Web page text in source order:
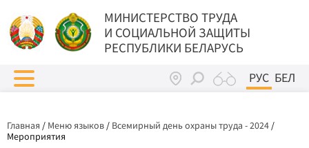
МИНИСТЕРСТВО ТРУДА
И СОЦИАЛЬНОЙ ЗАЩИТЫ
РЕСПУБЛИКИ БЕЛАРУСЬ
РУС БЕЛ
Главная / Меню языков / Всемирный день охраны труда - 2024 /
Мероприятия